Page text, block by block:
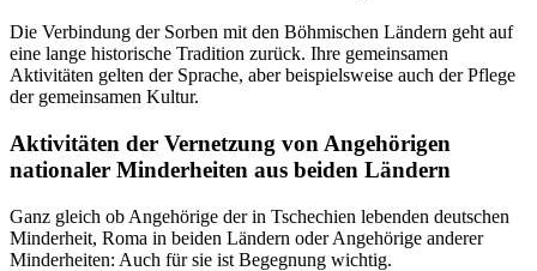
Die Verbindung der Sorben mit den Böhmischen Ländern geht auf
eine lange historische Tradition zurück. Ihre gemeinsamen
Aktivitäten gelten der Sprache, aber beispielsweise auch der Pflege
der gemeinsamen Kultur.
Aktivitäten der Vernetzung von Angehörigen
nationaler Minderheiten aus beiden Ländern
Ganz gleich ob Angehörige der in Tschechien lebenden deutschen
Minderheit, Roma in beiden Ländern oder Angehörige anderer
Minderheiten: Auch für sie ist Begegnung wichtig.